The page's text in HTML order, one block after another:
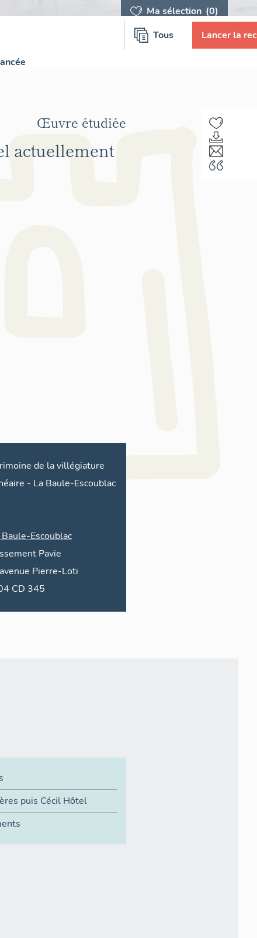
Ma sélection (0)
Tous Lancer la
actuellement
Œuvre étudiée
de la villégiature
- La Baule-Escoublac
Baule-Escoublac
Pavie
avenue Pierre-Loti
2004 CD 345
puis Cécil Hôtel